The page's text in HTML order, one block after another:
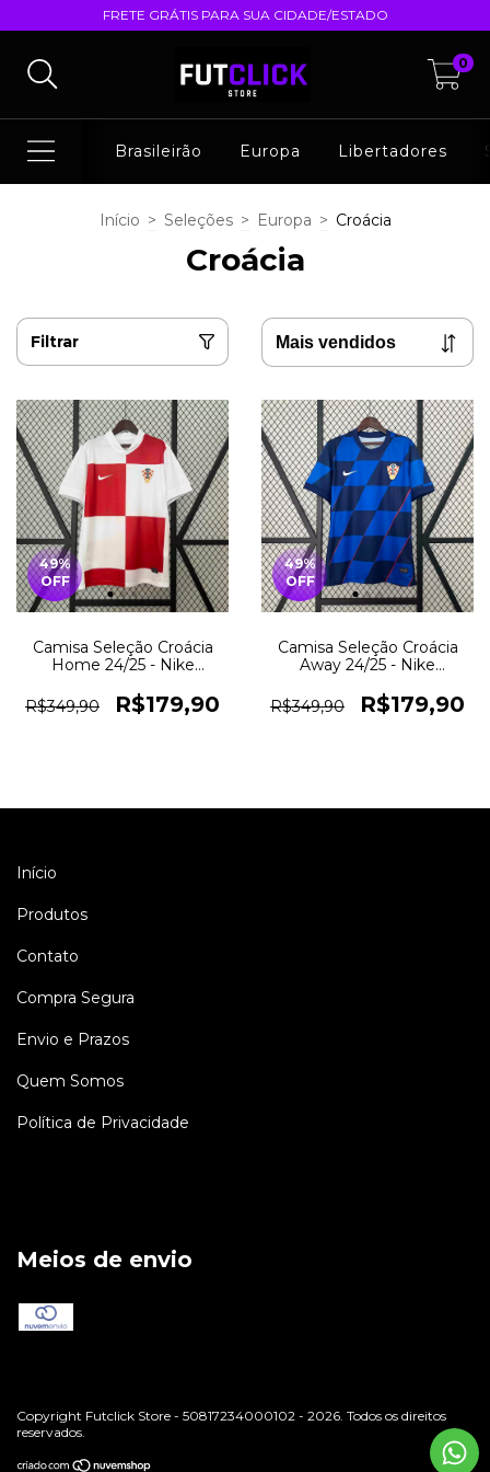
FRETE GRÁTIS PARA SUA CIDADE/ESTADO
0
Brasileirão Europa Libertadores
Início > Seleções > Europa > Croácia
Croácia
Filtrar
49%
OFF
Camisa Seleção Croácia
Home 24/25 - Nike
Branco
R$349,90 R$179,90
49%
OFF
Camisa Seleção Croácia
Away 24/25 - Nike
R$349,90
R$179,90
Início
Produtos
Contato
Compra Segura
Envio e Prazos
Quem Somos
Política de Privacidade
Meios de envio
Copyright Futclick Store - 50817234000102 - 2026. Todos os direitos
reservados.